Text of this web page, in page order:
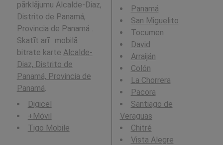
pārklājumu Alcalde-Diaz,
Distrito de Panamá,
Provincia de Panamá .
Skatīt arī : mobilā
bitrate karte Alcalde-
Diaz, Distrito de
Panamá, Provincia de
Panamá.
Digicel
+Móvil
Tigo Mobile
Panamá
San Miguelito
Tocumen
David
Arraiján
Colón
La Chorrera
Pacora
Santiago de
Veraguas
Chitré
Vista Alegre